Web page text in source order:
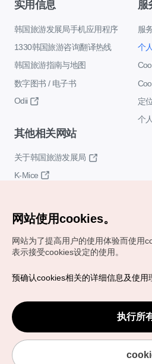
实用信息
韩国旅游发展局手机应用程序
1330韩国旅游咨询翻译热线
韩国旅游指南与地图
数字图书 / 电子书
Odii
服
服
个
定
个
其他相关网站
关于韩国旅游发展局
K-Mice
Copyrights (c) 韩国旅游发展局版
VISITKOREA官方邮箱
chnsim@knto.or.kr
网站使用cookies。
网站为了提高用户的使用体验而使用
表示接受cookies设定的使用。
预确认cookies相关的详细信息及使用
执行所